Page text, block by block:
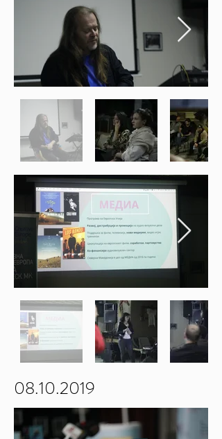
08.10.2019